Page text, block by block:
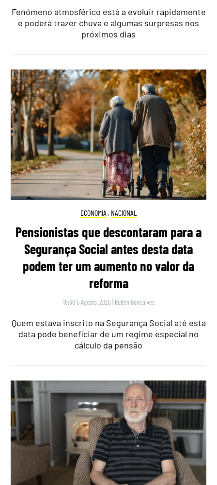
Fenómeno atmosférico está a evoluir rapidamente
e poderá trazer chuva e algumas surpresas nos
próximos dias
ECONOMIA , NACIONAL
Pensionistas que descontaram para a
Segurança Social antes desta data
podem ter um aumento no valor da
reforma
18:30 5 Agosto, 2026 | Rubén Gonçalves
Quem estava inscrito na Segurança Social até esta
data pode beneficiar de um regime especial no
cálculo da pensão